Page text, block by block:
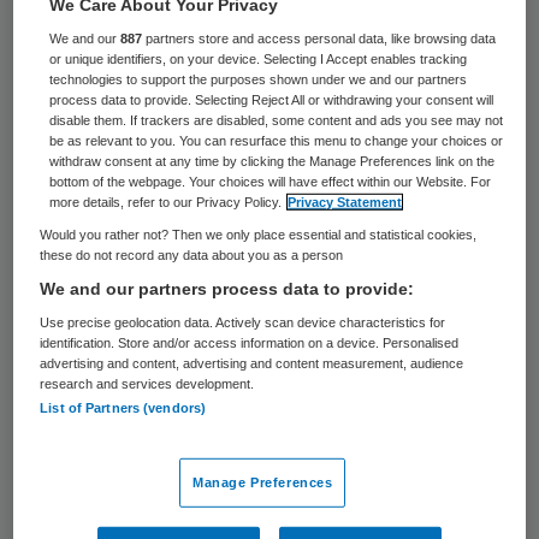
Het St Antonius ziekenhuis gaat gedurende
de nacht de spoedeisende hulp van locatie
Hofpoort in Woerden sluiten. Dat meldt het
AD.
Het ziekenhuis zegt tot de maatregel
genoopt te zijn doorpersoneelskrapte en
een dalend aantal patiënten. De twee
patiënten die gemiddeld in de late uren op
de SEH in het Hofpoort belanden zijn
volgens het ziekenhuis te weinig om een
volledige bezetting te rechtvaardigen.
Vanaf 1 juni worden acute patiënten ‘s
We Care About Your Privacy
We and our887 partners store and access personal data, like browsing data
or unique identifiers, on your device. Selecting I Accept enables tracking
technologies to support the purposes shown under we and our partners
process data to provide. Selecting Reject All or withdrawing your consent will
disable them. If trackers are disabled, some content and ads you see may not
be as relevant to you. You can resurface this menu to change your choices or
withdraw consent at any time by clicking the Manage Preferences link on the
bottom of the webpage. Your choices will have effect within our Website. For
more details, refer to our Privacy Policy.
Privacy Statement
Would you rather not? Then we only place essential and statistical cookies,
these do not record any data about you as a person
We and our partners process data to provide:
Use precise geolocation data. Actively scan device characteristics for
identification. Store and/or access information on a device. Personalised
advertising and content, advertising and content measurement, audience
research and services development.
List of Partners (vendors)
Manage Preferences